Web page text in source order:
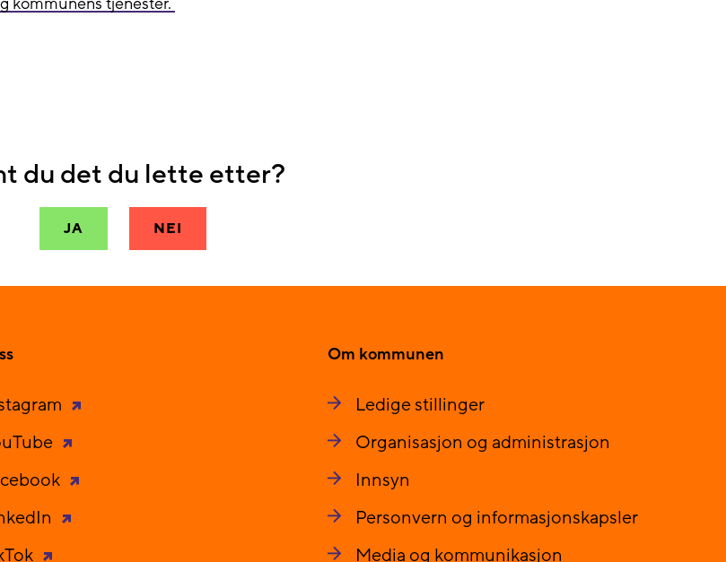
kommunens tjenester.
du det du lette etter?
JA NEI
Om kommunen
Ledige stillinger
Organisasjon og administrasjon
Innsyn
Personvern og informasjonskapsler
Media og kommunikasjon